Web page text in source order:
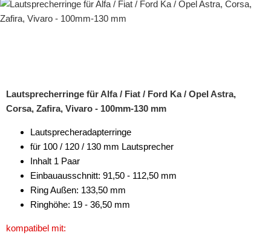
Radiorahmen
Subwoofer-Zubehör
Verstärker-Zubehör
Vorverstärkeradapter
Wechsler-Zubehör
Lautsprecherringe für Alfa / Fiat / Ford Ka / Opel Astra,
Corsa, Zafira, Vivaro - 100mm-130 mm
Lautsprecheradapterringe
für 100 / 120 / 130 mm Lautsprecher
Inhalt 1 Paar
Einbauausschnitt: 91,50 - 112,50 mm
Ring Außen: 133,50 mm
Ringhöhe: 19 - 36,50 mm
kompatibel mit: